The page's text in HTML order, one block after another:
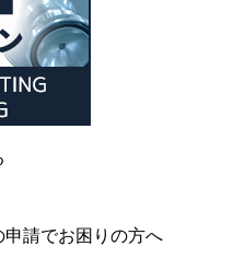
請でお困りの方へ